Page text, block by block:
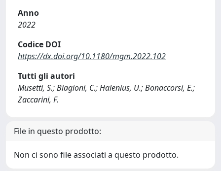
Anno
2022
Codice DOI
https://dx.doi.org/10.1180/mgm.2022.102
Tutti gli autori
Musetti, S.; Biagioni, C.; Halenius, U.; Bonaccorsi, E.;
Zaccarini, F.
File in questo prodotto:
Non ci sono file associati a questo prodotto.